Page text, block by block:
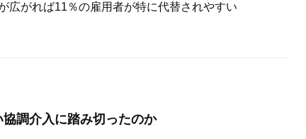
広がれば11％の雇用者が特に代替されやすい
調介入に踏み切ったのか